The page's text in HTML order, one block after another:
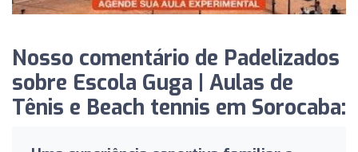
Nosso comentário de Padelizados
sobre Escola Guga | Aulas de
Tênis e Beach tennis em Sorocaba: